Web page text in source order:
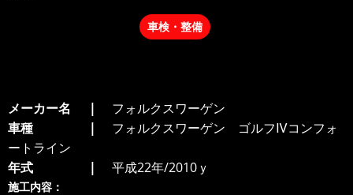
車検・整備
メーカー名
フォルクスワーゲン
車種
フォルクスワーゲン ゴルフⅣコンフォ
ートライン
年式
平成22年/2010ｙ
施工内容：